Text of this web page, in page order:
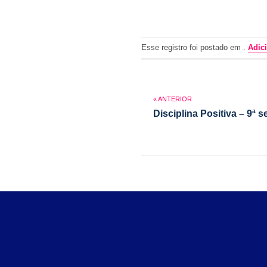
Esse registro foi postado em .
Disciplina Positiva – 9ª